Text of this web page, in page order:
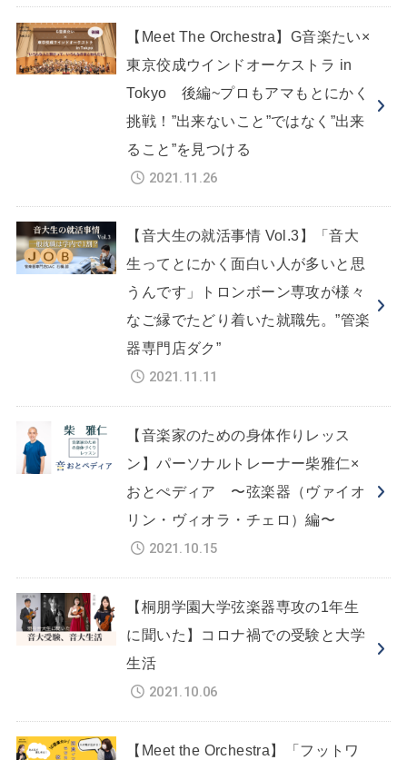
【Meet The Orchestra】G音楽たい×
東京佼成ウインドオーケストラ in
Tokyo 後編~プロもアマもとにかく
挑戦！”出来ないこと”ではなく”出来
ること”を見つける
2021.11.26
【音大生の就活事情 Vol.3】「音大
生ってとにかく面白い人が多いと思
うんです」トロンボーン専攻が様々
なご縁でたどり着いた就職先。”管楽
器専門店ダク”
2021.11.11
【音楽家のための身体作りレッス
ン】パーソナルトレーナー柴雅仁×
おとぺディア 〜弦楽器（ヴァイオ
リン・ヴィオラ・チェロ）編〜
2021.10.15
【桐朋学園大学弦楽器専攻の1年生
に聞いた】コロナ禍での受験と大学
生活
2021.10.06
【Meet the Orchestra】「フットワ